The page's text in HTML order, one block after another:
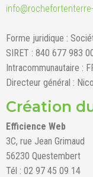
Forme juridique :
SIRET : 840 677 983
Intracommunautaire :
Directeur général :
Création
Efficience Web
3C, rue Jean Grimaud
56230 Questembert
Tél : 02 97 45 09 14